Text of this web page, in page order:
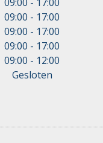
09:00 - 17:00
09:00 - 17:00
09:00 - 17:00
09:00 - 12:00
Gesloten